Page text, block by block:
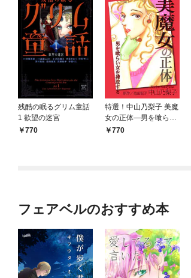
残酷の眠るグリム童話
1 欲望の迷宮
770
特選！中山乃梨子 美魔
女の正体―男を喰らい
女を搾取する―
770
フェアベルのおすすめ本